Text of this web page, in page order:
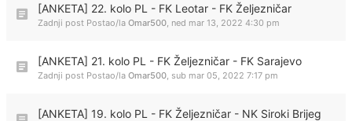
[ANKETA] 22. kolo PL - FK Leotar - FK Željezničar
Zadnji post Postao/la Omar500, ned mar 13, 2022 4:30 pm
[ANKETA] 21. kolo PL - FK Željezničar - FK Sarajevo
Zadnji post Postao/la Omar500, sub mar 05, 2022 7:17 pm
[ANKETA] 19. kolo PL - FK Željezničar - NK Siroki Brijeg